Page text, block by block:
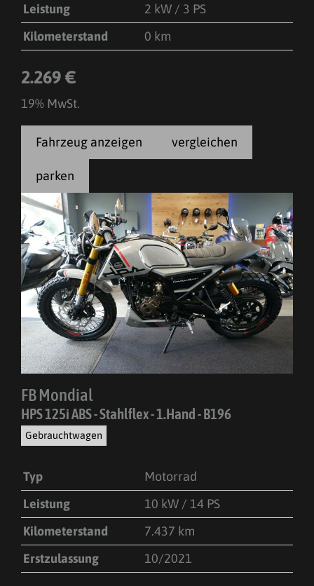
Leistung
2 kW / 3 PS
Kilometerstand
0 km
2.269 €
19% MwSt.
Fahrzeug anzeigen vergleichen
parken
FB Mondial
HPS 125i ABS - Stahlflex - 1.Hand - B196
Gebrauchtwagen
Typ
Motorrad
Leistung
10 kW / 14 PS
Kilometerstand
7.437 km
Erstzulassung
10/2021